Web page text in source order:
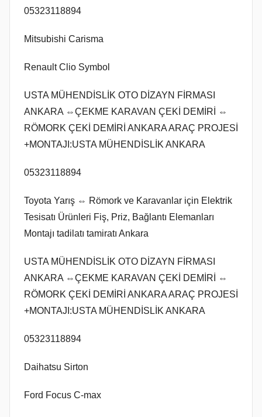
05323118894
Mitsubishi Carisma
Renault Clio Symbol
USTA MÜHENDİSLİK OTO DİZAYN FİRMASI
ANKARA ⇔ÇEKME KARAVAN ÇEKİ DEMİRİ ⇔
RÖMORK ÇEKİ DEMİRİ ANKARA ARAÇ PROJESİ
+MONTAJI:USTA MÜHENDİSLİK ANKARA
05323118894
Toyota Yarış ⇔ Römork ve Karavanlar için Elektrik
Tesisatı Ürünleri Fiş, Priz, Bağlantı Elemanları
Montajı tadilatı tamiratı Ankara
USTA MÜHENDİSLİK OTO DİZAYN FİRMASI
ANKARA ⇔ÇEKME KARAVAN ÇEKİ DEMİRİ ⇔
RÖMORK ÇEKİ DEMİRİ ANKARA ARAÇ PROJESİ
+MONTAJI:USTA MÜHENDİSLİK ANKARA
05323118894
Daihatsu Sirton
Ford Focus C-max